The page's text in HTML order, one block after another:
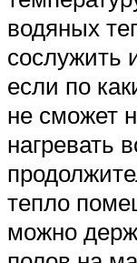
водяных
сослужить
если по
не сможет
нагревать
тепло
можно